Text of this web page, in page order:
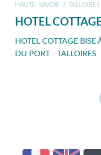
HAUTE-SAVOIE / TALLOIRES
HOTEL
HOTEL COTTAGE
DU PORT - TALLOIRES